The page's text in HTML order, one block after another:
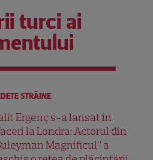
turci ai
STRĂINE
Ergenç s-a lansat în
la Londra: Actorul din
Magnificul” a